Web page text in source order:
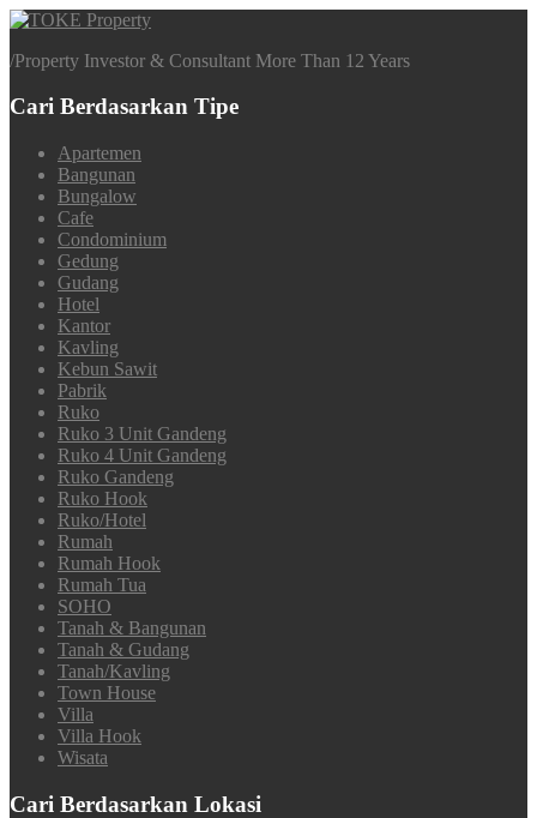
/Property Investor & Consultant More Than 12 Years
Cari Berdasarkan Tipe
Apartemen
Bangunan
Bungalow
Cafe
Condominium
Gedung
Gudang
Hotel
Kantor
Kavling
Kebun Sawit
Pabrik
Ruko
Ruko 3 Unit Gandeng
Ruko 4 Unit Gandeng
Ruko Gandeng
Ruko Hook
Ruko/Hotel
Rumah
Rumah Hook
Rumah Tua
SOHO
Tanah & Bangunan
Tanah & Gudang
Tanah/Kavling
Town House
Villa
Villa Hook
Wisata
Cari Berdasarkan Lokasi